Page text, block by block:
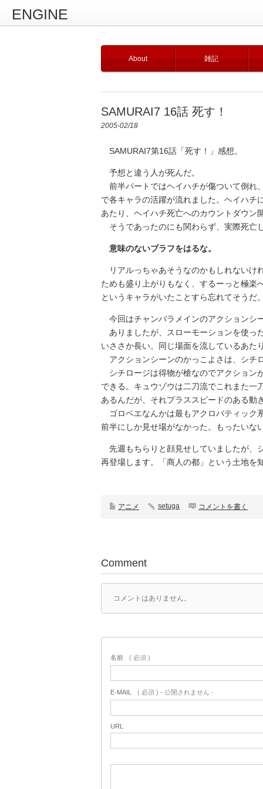
ENGINE
About 雑記
SAMURAI7 16話 死す！
2005-02/18
SAMURAI7第16話「死す！」感想。
予想と違う人が死んだ。
前半パートではヘイハチが傷ついて倒れ
で各キャラの活躍が流れました。ヘイハチ
あたり、ヘイハチ死亡へのカウントダウン
そうであったのにも関わらず、実際死亡
意味のないブラフをはるな。
リアルっちゃあそうなのかもしれないけ
ためも盛り上がりもなく、するーっと極楽
というキャラがいたことすら忘れてそうだ。
今回はチャンバラメインのアクションシ
ありましたが、スローモーションを使っ
いささか長い。同じ場面を流しているあた
アクションシーンのかっこよさは、シチ
シチロージは得物が槍なのでアクション
できる。キュウゾウは二刀流でこれまた一
あるんだが、それプラススピードのある動
ゴロベエなんかは最もアクロバティック
前半にしか見せ場がなかった。もったいな
先週もちらりと顔見せしていましたが、
再登場します。「商人の都」という土地を
アニメ setuga コメントを書く
Comment
コメントはありません。
名前 ( 必須 )
E-MAIL ( 必須 ) - 公開されません -
URL